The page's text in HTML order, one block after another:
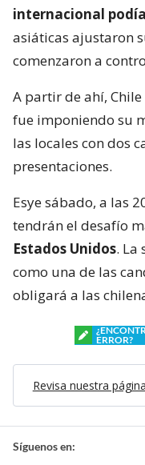
internacional
asiáticas ajustaron
comenzaron a
A partir de ahí,
fue imponiendo su
las locales con dos
presentaciones.
Esye sábado, a las
tendrán el desafío
Estados Unidos. La
como una de las
obligará a las
ERROR?
Revisa nuestra
Síguenos en: